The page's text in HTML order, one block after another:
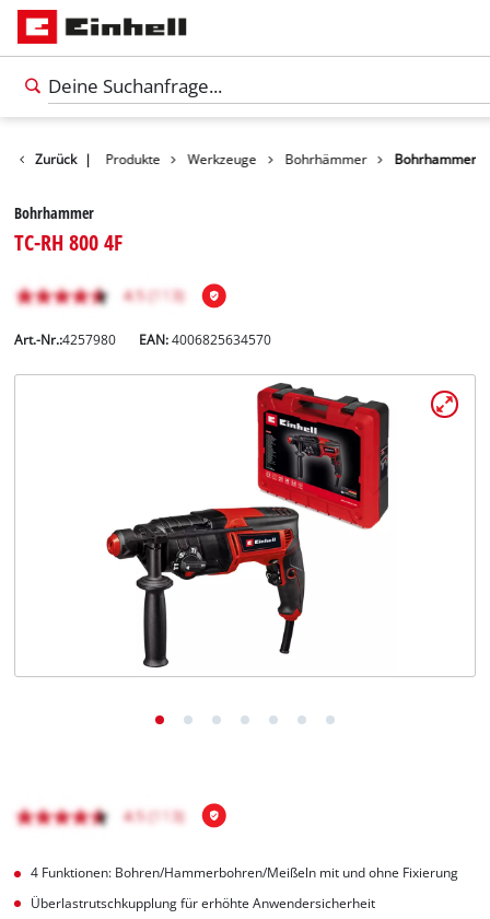
Zurück | Produkte Werkzeuge Bohrhämmer Bohrhammer
Bohrhammer
TC-RH 800 4F
Art.-Nr.:4257980 EAN:4006825634570
4 Funktionen: Bohren/Hammerbohren/Meißeln mit und ohne Fixierung
Überlastrutschkupplung für erhöhte Anwendersicherheit